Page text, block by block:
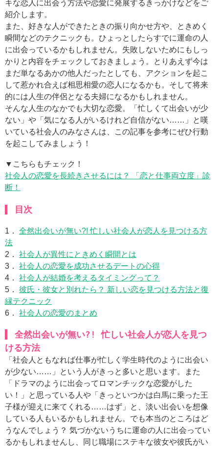
キな恋人に出会う方法や恋愛に発展するきっかけなどをご
紹介します。
また、好きな人ができたときの振り向かせ方や、ときめく
瞬間などのテクニックも。ひょっとしたらすでに運命の人
に出会っているかもしれません。失敗しないためにもしっ
かりと内容をチェックしておきましょう。とりあえず今は
まだ単なるあかの他人だったとしても、アクションを起こ
して惹かれ合えば相思相愛の恋人になるかも。そして将来
的には人生の伴侶となる夫婦になるかもしれません。
そんな人生のなかでも大切な恋愛。「忙しくて出会いが少
ない」や「気になる人がいるけれど自信がない……」と嘆
いている社会人のみなさんは、この記事を参考にぜひ行動
を起こしてみましょう！
▼こちらもチェック！
社会人の恋愛を長続きさせるには？ 「恋と仕事両立度」診
断！
目次
1． 全然出会いが無い?! 忙しい社会人が恋人を見つける方
法
2． 社会人が異性にときめく瞬間とは
3． 社会人の恋愛を成功させるデートの心得
4． 社会人が結婚を考えるタイミングって？
5． 彼氏・彼女と別れたら？ 新しい恋を見つける方法と復
縁テクニック
6． 社会人の恋愛のまとめ
全然出会いが無い?! 忙しい社会人が恋人を見つ
ける方法
「社会人ともなれば仕事が忙しく学生時代のように出会い
が少ない……」という人がきっと多いと思います。また
「ドラマのように出会ってロマンチックな恋愛がした
い！」と思っている人や「きっといつかは白馬に乗った王
子様が迎えに来てくれる……はず」と、淡い出会いを想像
している人もいるかもしれません。でも本当のところはど
うなんでしょう？ 気づかないうちに運命の人に出会ってい
るかもしれませんし、同じ職場にステキな彼女や彼氏がい